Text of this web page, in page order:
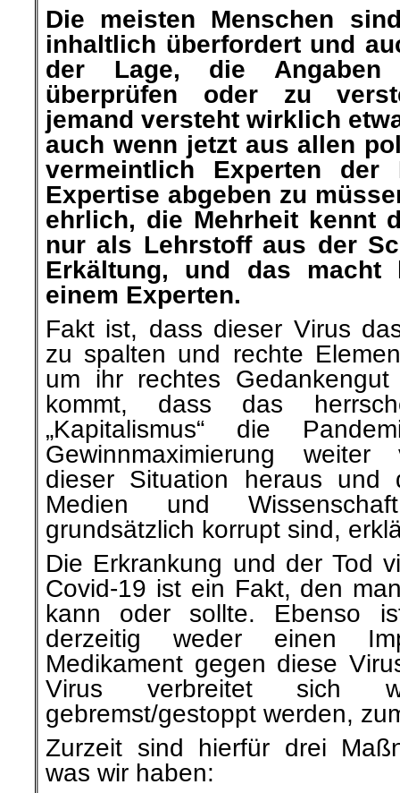
Die meisten Menschen
inhaltlich überfordert und
der Lage, die
überprüfen oder zu
jemand versteht wirklich
auch wenn jetzt aus allen
vermeintlich Experten der
Expertise abgeben zu
ehrlich, die Mehrheit kennt
nur als Lehrstoff aus der
Erkältung, und das
einem Experten.
Fakt ist, dass dieser Virus
zu spalten und rechte
um ihr rechtes
kommt, dass das
„Kapitalismus“ die
Gewinnmaximierung weiter
dieser Situation heraus und
Medien und
grundsätzlich korrupt sind,
Die Erkrankung und der Tod
Covid-19 ist ein Fakt, den
kann oder sollte. Ebenso
derzeitig weder einen
Medikament gegen diese
Virus verbreitet sich
gebremst/gestoppt werden,
Zurzeit sind hierfür drei
was wir haben: